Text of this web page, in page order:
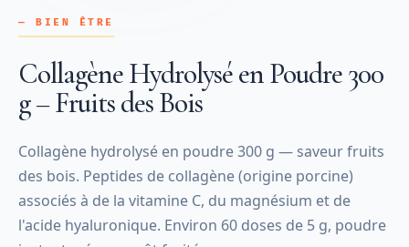
— BIEN ÊTRE
Collagène Hydrolysé en Poudre 300
g – Fruits des Bois
Collagène hydrolysé en poudre 300 g — saveur fruits
des bois. Peptides de collagène (origine porcine)
associés à de la vitamine C, du magnésium et de
l'acide hyaluronique. Environ 60 doses de 5 g, poudre